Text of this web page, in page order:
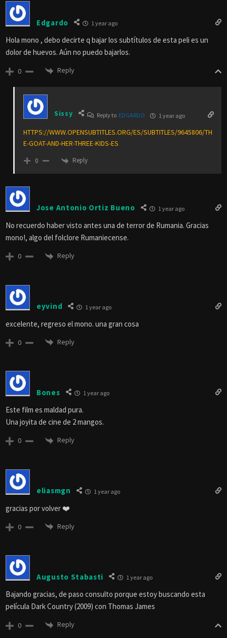
Edgardo 1 year ago
Hola mono , debo decirte q bajar los subtítulos de esta peli es un
dolor de huevos. Aún no puedo bajarlos.
0 Reply
Sissy Reply to EDGARDO 1 year ago
HTTPS://WWW.OPENSUBTITLES.ORG/ES/SUBTITLES/9645806/TH
E-GOAT-AND-HER-THREE-KIDS-ES
0 Reply
Jose Antonio Ortiz Bueno 1 year ago
No recuerdo haber visto antes una de terror de Rumania. Gracias
mono!, algo del folclore Rumaniecense.
0 Reply
eyvind 1 year ago
excelente, regreso el mono. una gran cosa
0 Reply
Bones 1 year ago
Este film es maldad pura.
Una joyita de cine de 2 mangos.
0 Reply
eliasmgn 1 year ago
gracias por volver ❤️
0 Reply
Augusto Stabasti 1 year ago
Bajando gracias, de paso consulto porque estoy buscando esta
película Dark Country (2009) con Thomas James
0 Reply